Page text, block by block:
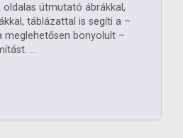
oldalas útmutató ábrákkal,
táblázattal is segíti a –
meglehetősen bonyolult –
...